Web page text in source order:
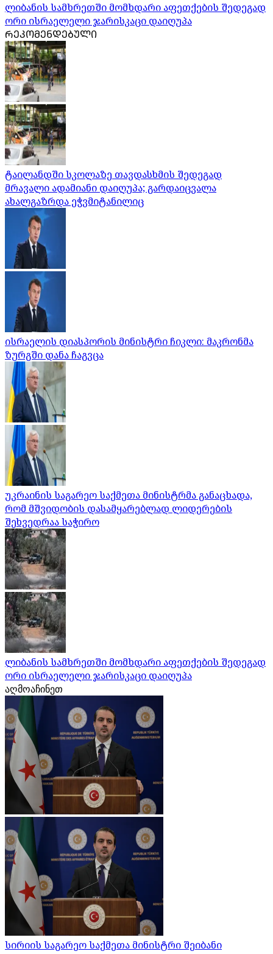
ლიბანის სამხრეთში მომხდარი აფეთქების შედეგად
ორი ისრაელელი ჯარისკაცი დაიღუპა
ᲠᲔᲙᲝᲛᲔᲜᲓᲔᲑᲣᲚᲘ
ტაილანდში სკოლაზე თავდასხმის შედეგად
მრავალი ადამიანი დაიღუპა; გარდაიცვალა
ახალგაზრდა ეჭვმიტანილიც
ისრაელის დიასპორის მინისტრი ჩიკლი: მაკრონმა
ზურგში დანა ჩაგვცა
უკრაინის საგარეო საქმეთა მინისტრმა განაცხადა,
რომ მშვიდობის დასამყარებლად ლიდერების
შეხვედრაა საჭირო
ლიბანის სამხრეთში მომხდარი აფეთქების შედეგად
ორი ისრაელელი ჯარისკაცი დაიღუპა
აღმოაჩინეთ
სირიის საგარეო საქმეთა მინისტრი შეიბანი